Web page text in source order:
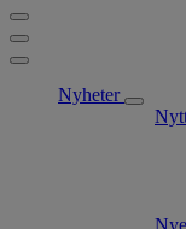
Nyheter